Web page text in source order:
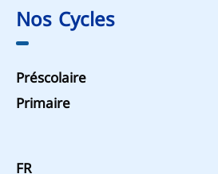
Nos Cycles
Préscolaire
Primaire
FR